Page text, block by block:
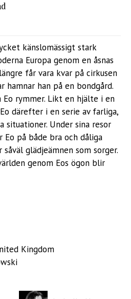
känslomässigt stark
Europa genom en åsnas
får vara kvar på cirkusen
hamnar han på en bondgård.
rymmer. Likt en hjälte i en
därefter i en serie av farliga,
situationer. Under sina resor
på både bra och dåliga
glädjeämnen som sorger.
genom Eos ögon blir
Kingdom